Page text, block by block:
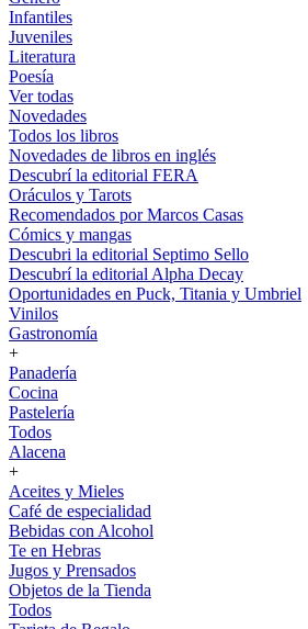
Infantiles
Juveniles
Literatura
Poesía
Ver todas
Novedades
Todos los libros
Novedades de libros en inglés
Descubrí la editorial FERA
Oráculos y Tarots
Recomendados por Marcos Casas
Cómics y mangas
Descubri la editorial Septimo Sello
Descubrí la editorial Alpha Decay
Oportunidades en Puck, Titania y Umbriel
Vinilos
Gastronomía
+
Panadería
Cocina
Pastelería
Todos
Alacena
+
Aceites y Mieles
Café de especialidad
Bebidas con Alcohol
Te en Hebras
Jugos y Prensados
Objetos de la Tienda
Todos